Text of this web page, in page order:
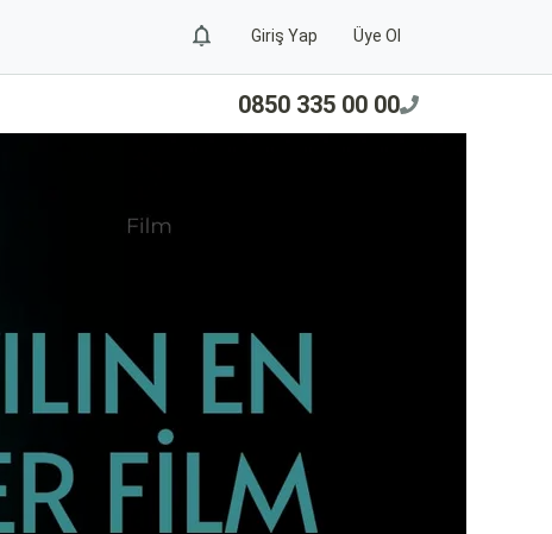
Giriş Yap Üye Ol
0850 335 00 00